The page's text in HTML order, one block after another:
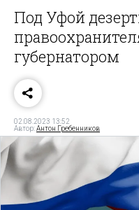
Под Уфой
губернатором
02.08.2023 13:52
Автор:Антон Гребенников